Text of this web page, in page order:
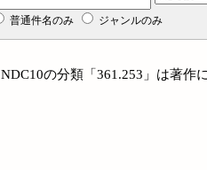
普通件名のみ ジャンルのみ
NDC10の分類「361.253」は著作